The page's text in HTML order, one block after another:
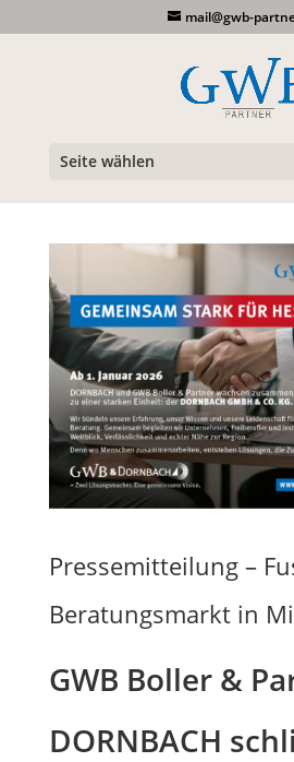
mail@gwb-
Seite wählen
Pressemitteilung –
Beratungsmarkt in
GWB Boller &
DORNBACH